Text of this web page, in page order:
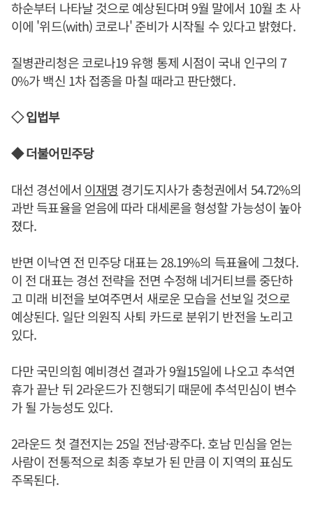
하순부터 나타날 것으로 예상된다며 9월 말에서 10월 초 사
이에 '위드(with) 코로나' 준비가 시작될 수 있다고 밝혔다.
질병관리청은 코로나19 유행 통제 시점이 국내 인구의 7
0%가 백신 1차 접종을 마칠 때라고 판단했다.
◇ 입법부
◆ 더불어민주당
대선 경선에서 이재명 경기도지사가 충청권에서 54.72%의
과반 득표율을 얻음에 따라 대세론을 형성할 가능성이 높아
졌다.
반면 이낙연 전 민주당 대표는 28.19%의 득표율에 그쳤다.
이 전 대표는 경선 전략을 전면 수정해 네거티브를 중단하
고 미래 비전을 보여주면서 새로운 모습을 선보일 것으로
예상된다. 일단 의원직 사퇴 카드로 분위기 반전을 노리고
있다.
다만 국민의힘 예비경선 결과가 9월15일에 나오고 추석연
휴가 끝난 뒤 2라운드가 진행되기 때문에 추석민심이 변수
가 될 가능성도 있다.
2라운드 첫 결전지는 25일 전남·광주다. 호남 민심을 얻는
사람이 전통적으로 최종 후보가 된 만큼 이 지역의 표심도
주목된다.